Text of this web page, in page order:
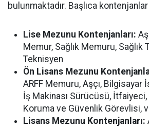
bulunmaktadır. Başlıca kontenjanlar
Lise Mezunu Kontenjanları:
Memur, Sağlık Memuru, Sağlık
Teknisyen
Ön Lisans Mezunu
ARFF Memuru, Aşçı, Bilgisayar
İş Makinası Sürücüsü,
Koruma ve Güvenlik Görevlisi,
Lisans Mezunu Kontenjanları: